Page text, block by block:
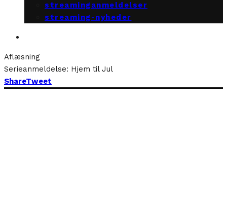
streaminganmeldelser
streaming-nyheder
Aflæsning
Serieanmeldelse: Hjem til Jul
ShareTweet